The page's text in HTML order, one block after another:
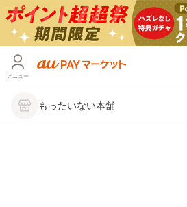
メニュー
もったいない本舗